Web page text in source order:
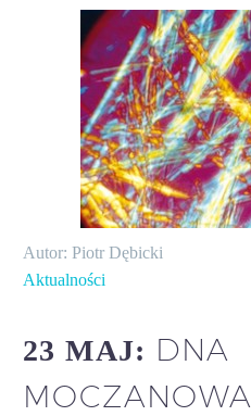
Autor: Piotr Dębicki
Aktualności
23 MAJ: DNA
MOCZANOWA